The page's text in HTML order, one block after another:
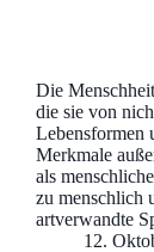
Die
die sie von
Lebensformen
Merkmale
als
zu menschlich
artverwandte
12.